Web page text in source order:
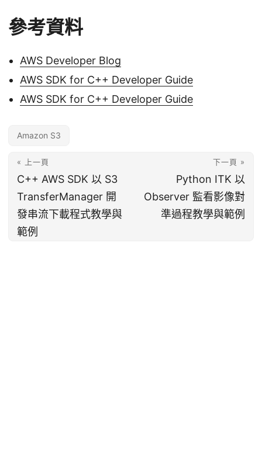
參考資料
AWS Developer Blog
AWS SDK for C++ Developer Guide
AWS SDK for C++ Developer Guide
Amazon S3
« 上一頁
C++ AWS SDK 以 S3
TransferManager 開
發串流下載程式教學與
範例
下一頁 »
Python ITK 以
Observer 監看影像對
準過程教學與範例